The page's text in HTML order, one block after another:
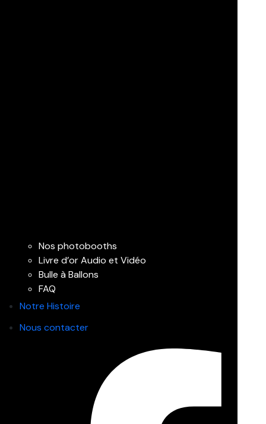
Nos photobooths
Livre d’or Audio et Vidéo
Bulle à Ballons
FAQ
Notre Histoire
Nous contacter